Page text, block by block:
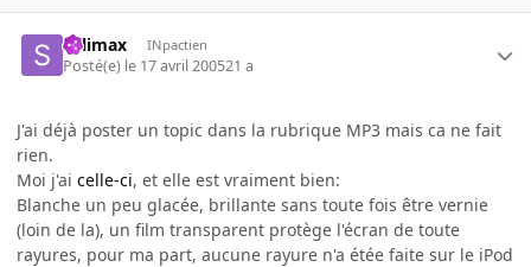
Salimax INpactien
Posté(e) le 17 avril 200521 a
J'ai déjà poster un topic dans la rubrique MP3 mais ca ne fait
rien.
Moi j'ai celle-ci, et elle est vraiment bien:
Blanche un peu glacée, brillante sans toute fois être vernie
(loin de la), un film transparent protège l'écran de toute
rayures, pour ma part, aucune rayure n'a étée faite sur le iPod